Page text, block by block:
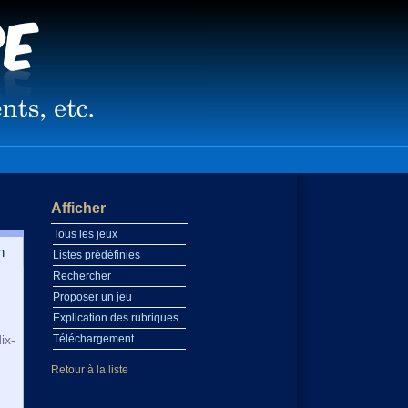
Afficher
Tous les jeux
Listes prédéfinies
Rechercher
Proposer un jeu
Explication des rubriques
Téléchargement
Retour à la liste